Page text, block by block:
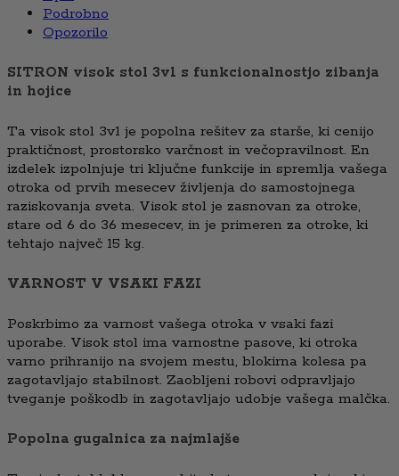
Podrobno
Opozorilo
SITRON visok stol 3v1 s funkcionalnostjo zibanja
in hojice
Ta visok stol 3v1 je popolna rešitev za starše, ki cenijo
praktičnost, prostorsko varčnost in večopravilnost. En
izdelek izpolnjuje tri ključne funkcije in spremlja vašega
otroka od prvih mesecev življenja do samostojnega
raziskovanja sveta. Visok stol je zasnovan za otroke,
stare od 6 do 36 mesecev, in je primeren za otroke, ki
tehtajo največ 15 kg.
VARNOST V VSAKI FAZI
Poskrbimo za varnost vašega otroka v vsaki fazi
uporabe. Visok stol ima varnostne pasove, ki otroka
varno prihranijo na svojem mestu, blokirna kolesa pa
zagotavljajo stabilnost. Zaobljeni robovi odpravljajo
tveganje poškodb in zagotavljajo udobje vašega malčka.
Popolna gugalnica za najmlajše